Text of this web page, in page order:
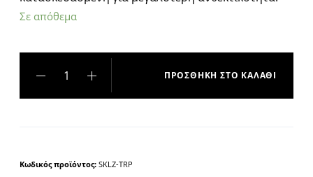
Σε απόθεμα
ΠΡΟΣΘΉΚΗ ΣΤΟ ΚΑΛΆΘΙ
Κωδικός προϊόντος: SKLZ-TRP